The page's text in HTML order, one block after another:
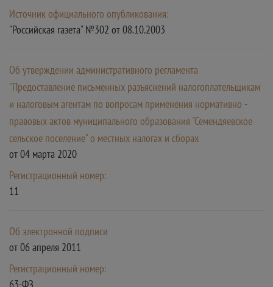
Источник официального опубликования:
"Российская газета" №302 от 08.10.2003
Об утверждении административного регламента
"Предоставление письменных разъяснений налогоплательщикам
и налоговым агентам по вопросам применения нормативно -
правовых актов муниципального образования "Семендяевское
сельское поселение" о местных налогах и сборах
от 04 марта 2020
Регистрационный номер:
11
Об электронной подписи
от 06 апреля 2011
Регистрационный номер: